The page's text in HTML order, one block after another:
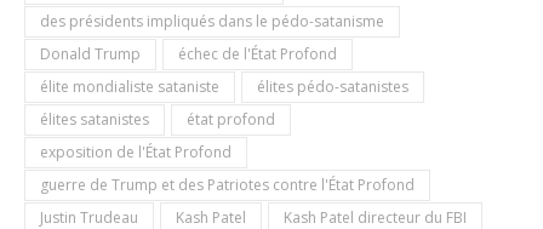
des présidents impliqués dans le pédo-satanisme
Donald Trump
échec de l'État Profond
élite mondialiste sataniste
élites pédo-satanistes
élites satanistes
état profond
exposition de l'État Profond
guerre de Trump et des Patriotes contre l'État Profond
Justin Trudeau
Kash Patel
Kash Patel directeur du FBI